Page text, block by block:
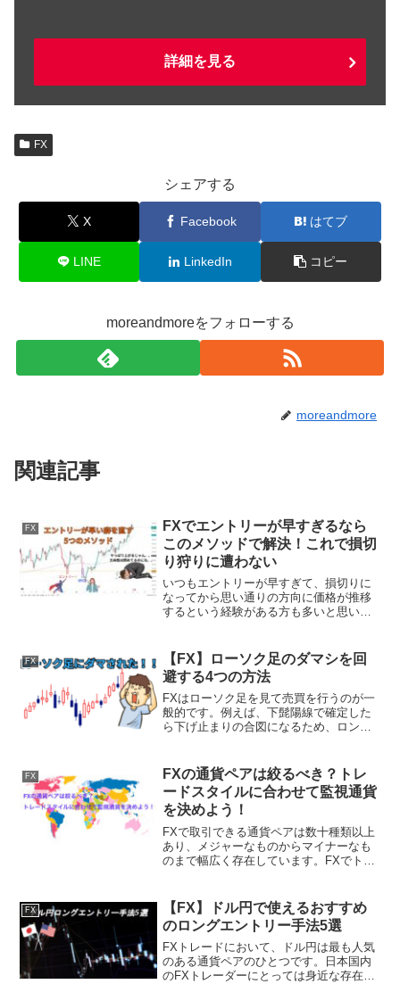
詳細を見る
FX
シェアする
X Facebook はてブ
LINE LinkedIn コピー
moreandmoreをフォローする
moreandmore
関連記事
FX
FXでエントリーが早すぎるなら
このメソッドで解決！これで損切
り狩りに遭わない
いつもエントリーが早すぎて、損切りに
なってから思い通りの方向に価格が推移
するという経験がある方も多いと思いま
リータイミングを見直すことで、損切り
になる回数を減らせる可能...
FX
【FX】ローソク足のダマシを回
避する4つの方法
FXはローソク足を見て売買を行うのが一
般的です。例えば、下髭陽線で確定した
ら下げ止まりの合図になるため、ロング
トリーしたりします。しかし、そのよう
なローソク足の形を真に...
FX
FXの通貨ペアは絞るべき？トレ
ードスタイルに合わせて監視通貨
を決めよう！
FXで取引できる通貨ペアは数十種類以上
あり、メジャーなものからマイナーなも
のまで幅広く存在しています。FXでトレ
といった悩みや「そもそも通貨ペアは絞
るべき？」と悩みを抱...
FX
【FX】ドル円で使えるおすすめ
のロングエントリー手法5選
FXトレードにおいて、ドル円は最も人気
のある通貨ペアのひとつです。日本国内
のFXトレーダーにとっては身近な存在で